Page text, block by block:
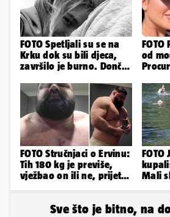
FOTO Spetljali su se na
Krku dok su bili djeca,
završilo je burno. Dončić
od
FOTO Stručnjaci o Ervinu:
Tih 180 kg je previše,
vježbao on ili ne, prijete
FOTO
Mali
Sve što je bitno, na